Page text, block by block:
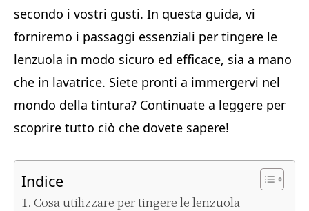
secondo i vostri gusti. In questa guida, vi
forniremo i passaggi essenziali per tingere le
lenzuola in modo sicuro ed efficace, sia a mano
che in lavatrice. Siete pronti a immergervi nel
mondo della tintura? Continuate a leggere per
scoprire tutto ciò che dovete sapere!
Indice
Cosa utilizzare per tingere le lenzuola